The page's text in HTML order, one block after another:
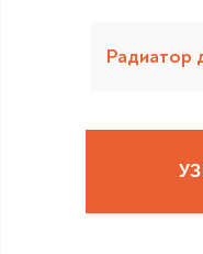
Радиатор